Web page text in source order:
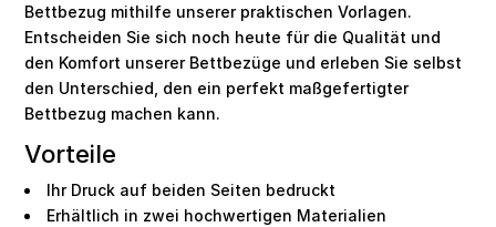
Bettbezug mithilfe unserer praktischen Vorlagen.
Entscheiden Sie sich noch heute für die Qualität und
den Komfort unserer Bettbezüge und erleben Sie selbst
den Unterschied, den ein perfekt maßgefertigter
Bettbezug machen kann.
Vorteile
Ihr Druck auf beiden Seiten bedruckt
Erhältlich in zwei hochwertigen Materialien